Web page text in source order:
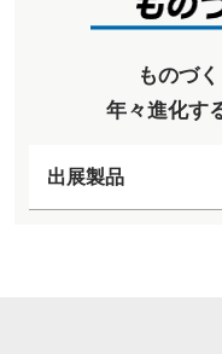
ものづ
年々進化す
出展製品